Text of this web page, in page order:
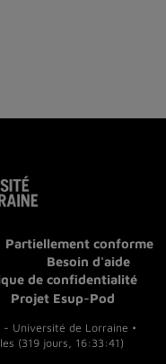
Partiellement conforme
Besoin d'aide
de confidentialité
Projet Esup-Pod
Université de Lorraine •
(319 jours, 16:33:41)